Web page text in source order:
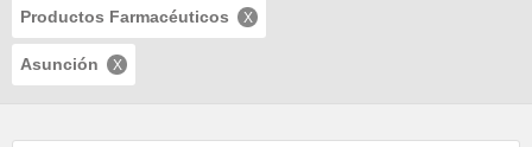
Productos Farmacéuticos
Asunción